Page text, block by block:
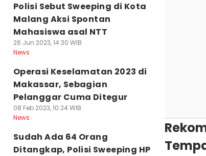
Polisi Sebut Sweeping di Kota
Malang Aksi Spontan
Mahasiswa asal NTT
26 Jun 2023, 14:30 WIB
News
Operasi Keselamatan 2023 di
Makassar, Sebagian
Pelanggar Cuma Ditegur
08 Feb 2023, 10:24 WIB
News
Sudah Ada 64 Orang
Ditangkap, Polisi Sweeping HP